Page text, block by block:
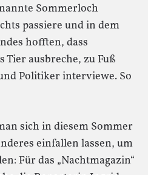
Sommerloch
passiere und in dem
hofften, dass
Tier ausbreche, zu Fuß
Politiker interviewe. So
sich in diesem Sommer
einfallen lassen, um
Für das „Nachtmagazin“